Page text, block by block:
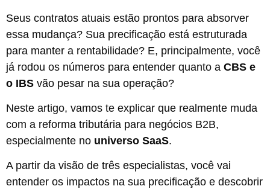
Seus contratos atuais estão prontos para absorver
essa mudança? Sua precificação está estruturada
para manter a rentabilidade? E, principalmente, você
já rodou os números para entender quanto a CBS e
o IBS vão pesar na sua operação?
Neste artigo, vamos te explicar que realmente muda
com a reforma tributária para negócios B2B,
especialmente no universo SaaS.
A partir da visão de três especialistas, você vai
entender os impactos na sua precificação e descobrir